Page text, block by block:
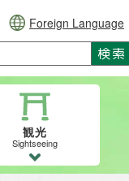
更：黒
の変更：青
Foreign Language
検索
観光
Sightseeing